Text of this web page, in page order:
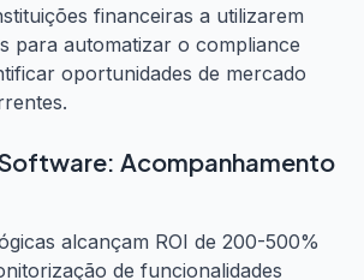
financeiras a utilizarem
para automatizar o compliance
oportunidades de mercado
Acompanhamento
alcançam ROI de 200-500%
de funcionalidades